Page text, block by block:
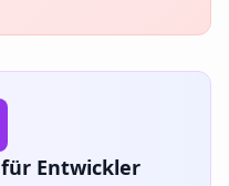
für Entwickler